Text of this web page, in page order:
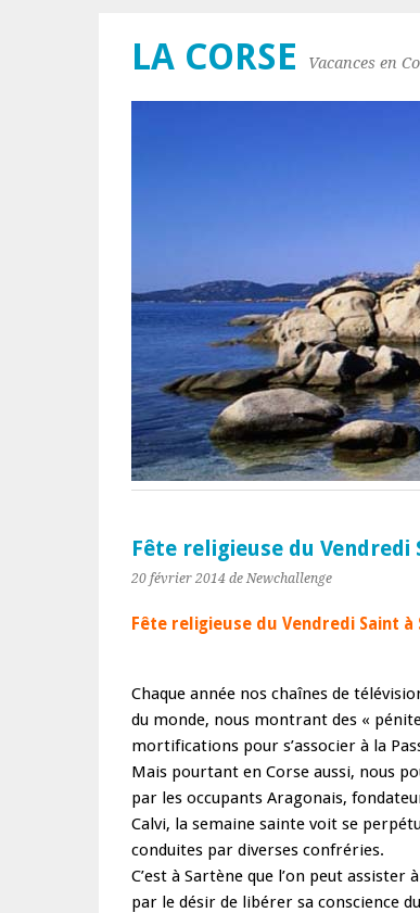
LA CORSE Vacances en
Fête religieuse du Vendredi
20 février 2014 de Newchallenge
Fête religieuse du Vendredi Saint à
Chaque année nos chaînes de
du monde, nous montrant des «
mortifications pour s’associer à la
Mais pourtant en Corse aussi, nous
par les occupants Aragonais,
Calvi, la semaine sainte voit se
conduites par diverses confréries.
C’est à Sartène que l’on peut
par le désir de libérer sa conscience